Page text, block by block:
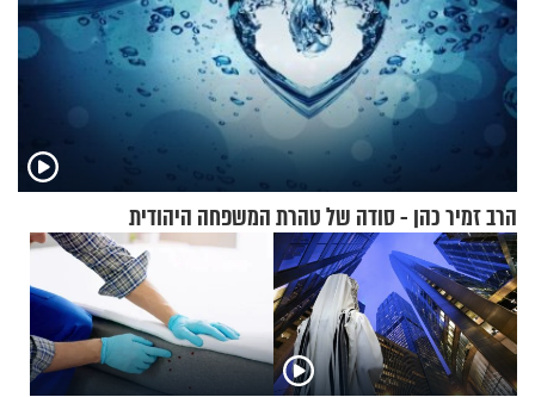
הרב זמיר כהן - סודה של טהרת המשפחה היהודית